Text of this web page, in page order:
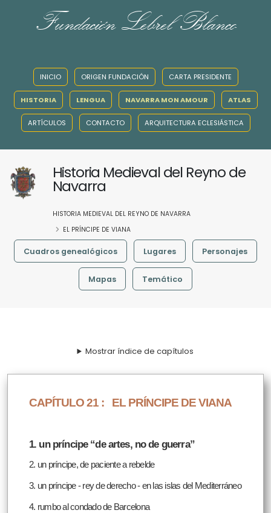
Fundación Lebrel Blanco
INICIO ORIGEN FUNDACIÓN CARTA PRESIDENTE
HISTORIA LENGUA NAVARRA MON AMOUR ATLAS
ARTÍCULOS CONTACTO ARQUITECTURA ECLESIÁSTICA
Historia Medieval del Reyno de
Navarra
HISTORIA MEDIEVAL DEL REYNO DE NAVARRA
EL PRÍNCIPE DE VIANA
Cuadros genealógicos Lugares Personajes
Mapas Temático
Mostrar índice de capítulos
CAPÍTULO 21 : EL PRÍNCIPE DE VIANA
1. un príncipe “de artes, no de guerra”
2. un príncipe, de paciente a rebelde
3. un príncipe - rey de derecho - en las islas del Mediterráneo
4. rumbo al condado de Barcelona